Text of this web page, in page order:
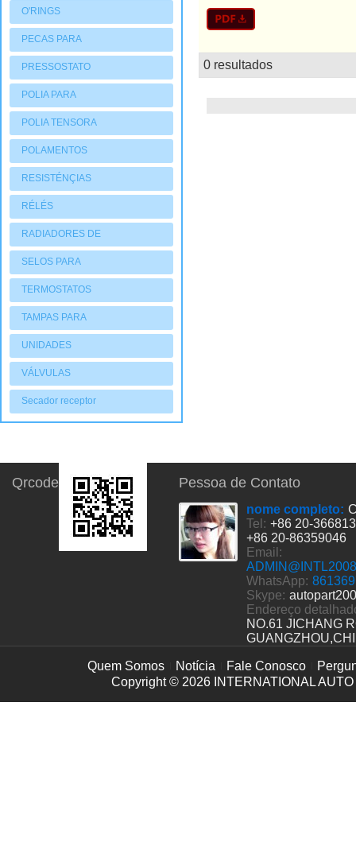
COMPRESSORES
O'RINGS
PECAS PARA
COMPRESSORES
PRESSOSTATO
POLIA PARA
COMPRESSORES
POLIA TENSORA
POLAMENTOS
RESISTÉNÇIAS
RÉLÉS
RADIADORES DE
AQUECIMENTO
SELOS PARA
COMPRESSORES
TERMOSTATOS
TAMPAS PARA
COMPRESSORES
UNIDADES
CONDENSADORAS
VÁLVULAS
Secador receptor
0 resultados
Qrcode Pessoa de Contato
nome completo:
Tel: +86 20-
+86 20-86359046
Email:
WhatsApp:
Skype:
Endereço
NO.61 JICHANG
Quem Somos Notícia Fale Conosco
Copyright © 2026 INTERNATIONAL